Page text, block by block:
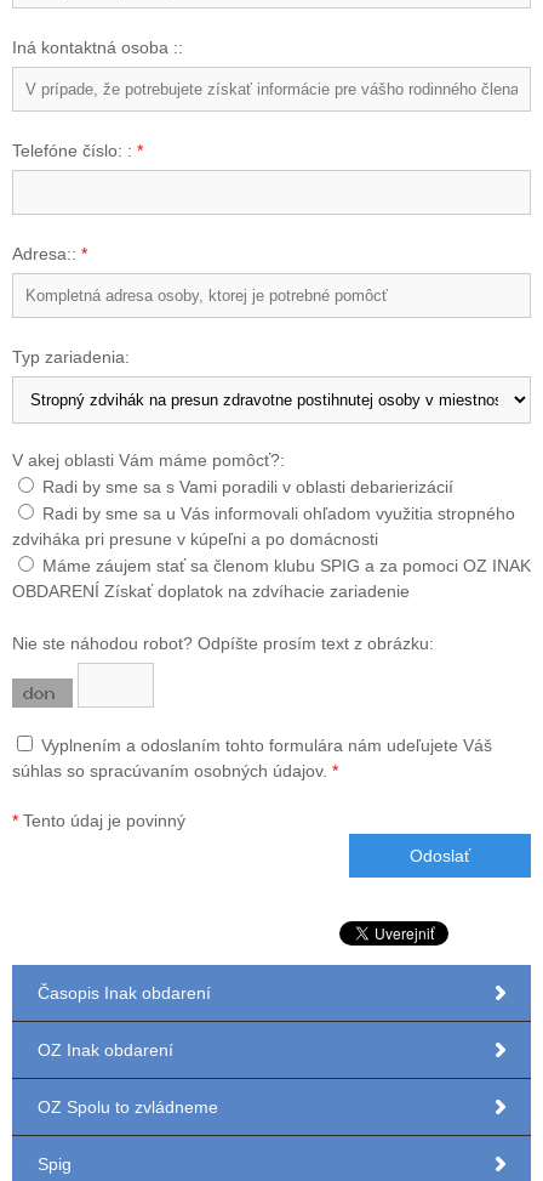
Iná kontaktná osoba ::
Telefóne číslo: : *
Adresa:: *
Typ zariadenia:
V akej oblasti Vám máme pomôcť?:
Radi by sme sa s Vami poradili v oblasti debarierizácií
Radi by sme sa u Vás informovali ohľadom využitia stropného
zdviháka pri presune v kúpeľni a po domácnosti
Máme záujem stať sa členom klubu SPIG a za pomoci OZ INAK
OBDARENÍ Získať doplatok na zdvíhacie zariadenie
Nie ste náhodou robot? Odpíšte prosím text z obrázku:
Vyplnením a odoslaním tohto formulára nám udeľujete Váš
súhlas so spracúvaním osobných údajov. *
* Tento údaj je povinný
Časopis Inak obdarení
OZ Inak obdarení
OZ Spolu to zvládneme
Spig